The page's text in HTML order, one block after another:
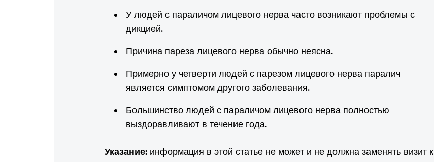
У людей с параличом лицевого нерва часто возникают проблемы с
дикцией.
Причина пареза лицевого нерва обычно неясна.
Примерно у четверти людей с парезом лицевого нерва паралич
является симптомом другого заболевания.
Большинство людей с параличом лицевого нерва полностью
выздоравливают в течение года.
Указание: информация в этой статье не может и не должна заменять визит к